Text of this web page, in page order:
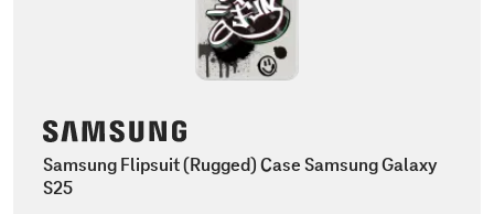
Samsung Flipsuit (Rugged) Case Samsung Galaxy
S25